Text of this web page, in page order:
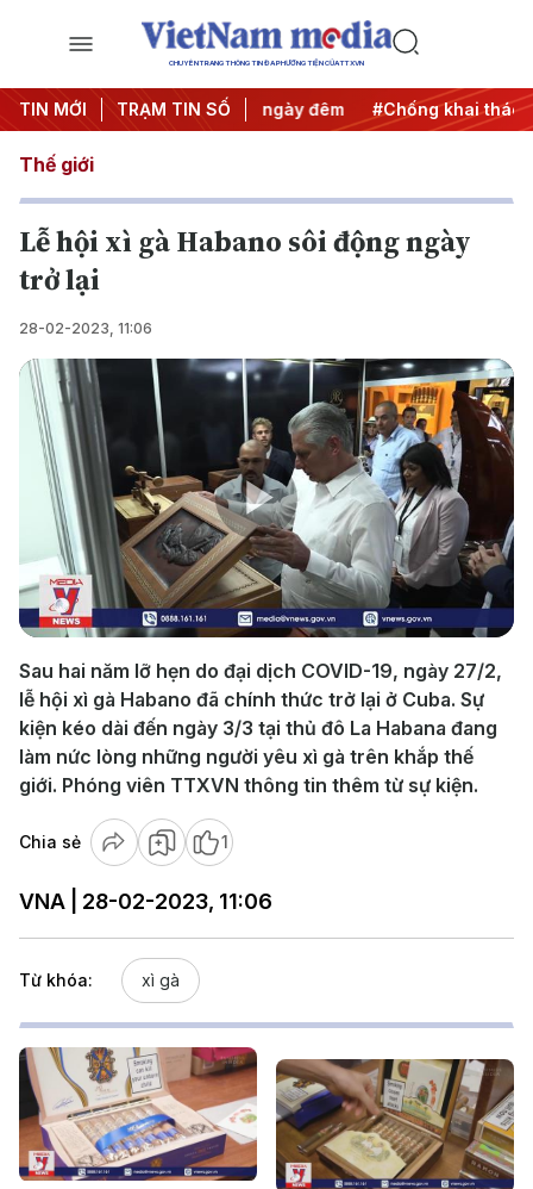
CHUYÊN TRANG THÔNG TIN ĐA PHƯƠNG TIỆN CỦA TTXVN
TIN MỚI TRẠM TIN SỐ
#Chiến dịch 500 ngày đêm #Chống khai thác IUU
Thế giới
Lễ hội xì gà Habano sôi động ngày
trở lại
28-02-2023, 11:06
Play
Video
Sau hai năm lỡ hẹn do đại dịch COVID-19, ngày 27/2,
lễ hội xì gà Habano đã chính thức trở lại ở Cuba. Sự
kiện kéo dài đến ngày 3/3 tại thủ đô La Habana đang
làm nức lòng những người yêu xì gà trên khắp thế
giới. Phóng viên TTXVN thông tin thêm từ sự kiện.
Chia sẻ 1
VNA | 28-02-2023, 11:06
Từ khóa: xì gà